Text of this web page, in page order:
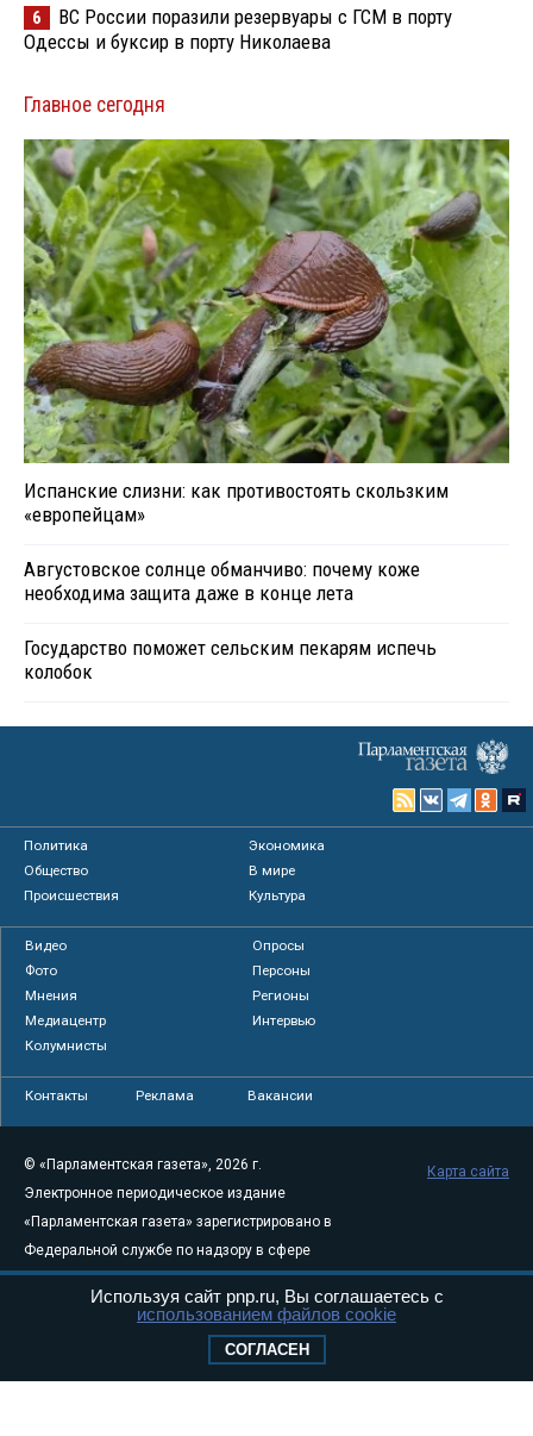
6
ВС России поразили резервуары с ГСМ в порту
Одессы и буксир в порту Николаева
Главное сегодня
Испанские слизни: как противостоять скользким
«европейцам»
Августовское солнце обманчиво: почему коже
необходима защита даже в конце лета
Государство поможет сельским пекарям испечь
колобок
Политика
Экономика
Общество
В мире
Происшествия
Культура
Видео
Опросы
Фото
Персоны
Мнения
Регионы
Медиацентр
Интервью
Колумнисты
Контакты Реклама Вакансии
© «Парламентская газета», 2026 г.
Электронное периодическое издание
«Парламентская газета» зарегистрировано в
Федеральной службе по надзору в сфере
связи, информационных технологий и
массовых коммуникаций (Роскомнадзор) 05
Свидетельство о регистрации Эл № ФС77-
Карта сайта
Используя сайт pnp.ru, Вы соглашаетесь с
использованием файлов cookie
СОГЛАСЕН